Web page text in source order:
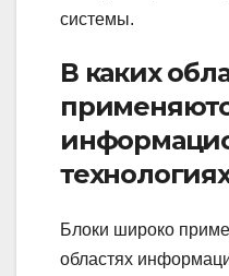
системы.
В каких
Блоки широко
областях